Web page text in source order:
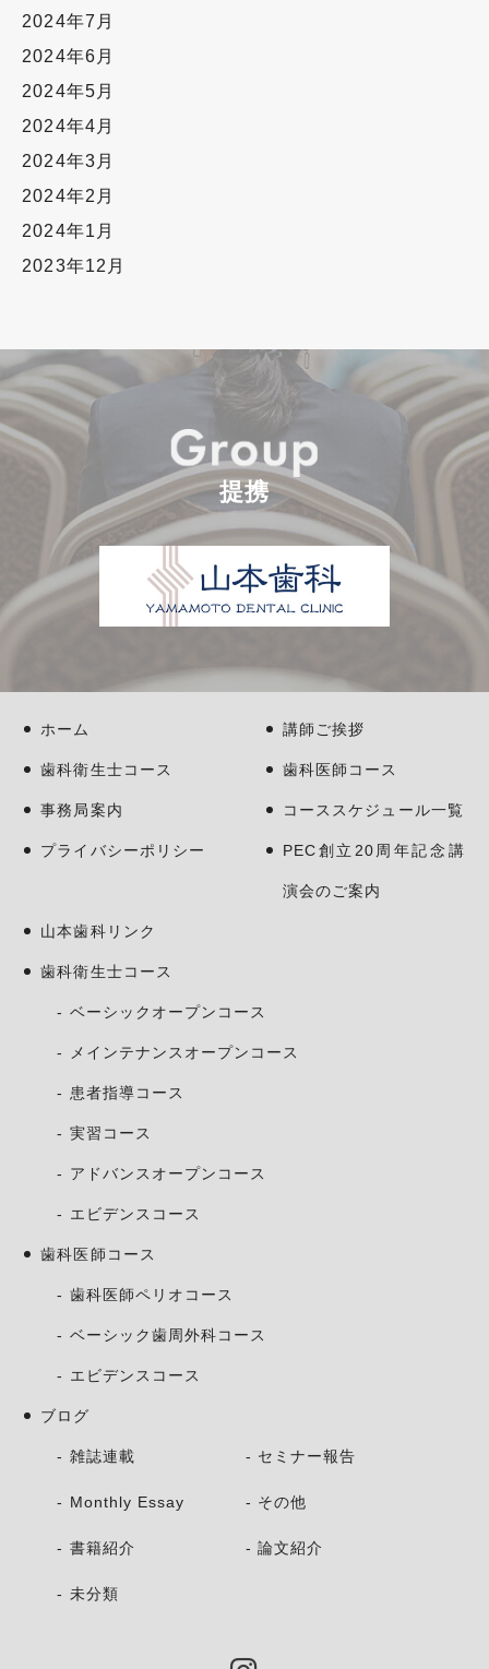
2024年7月
2024年6月
2024年5月
2024年4月
2024年3月
2024年2月
2024年1月
2023年12月
提携
ホーム 講師ご挨拶
歯科衛生士コース 歯科医師コース
事務局案内 コーススケジュール一覧
プライバシーポリシー PEC創立20周年記念講
演会のご案内
山本歯科リンク
歯科衛生士コース
ベーシックオープンコース
メインテナンスオープンコース
患者指導コース
実習コース
アドバンスオープンコース
エビデンスコース
歯科医師コース
歯科医師ペリオコース
ベーシック歯周外科コース
エビデンスコース
ブログ
雑誌連載 セミナー報告
Monthly Essay その他
書籍紹介 論文紹介
未分類